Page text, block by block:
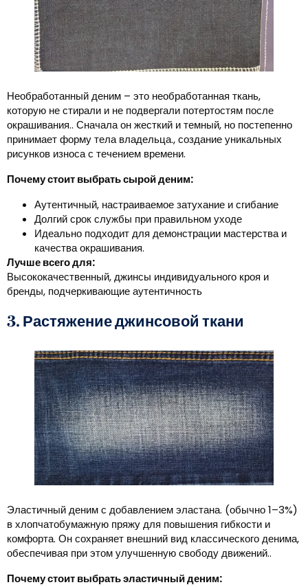
Необработанный деним – это необработанная ткань,
которую не стирали и не подвергали потертостям после
окрашивания.. Сначала он жесткий и темный, но постепенно
принимает форму тела владельца., создание уникальных
рисунков износа с течением времени.
Почему стоит выбрать сырой деним:
Аутентичный, настраиваемое затухание и сгибание
Долгий срок службы при правильном уходе
Идеально подходит для демонстрации мастерства и
качества окрашивания.
Лучше всего для:
Высококачественный, джинсы индивидуального кроя и
бренды, подчеркивающие аутентичность
3. Растяжение джинсовой ткани
Эластичный деним с добавлением эластана. (обычно 1–3%)
в хлопчатобумажную пряжу для повышения гибкости и
комфорта. Он сохраняет внешний вид классического денима,
обеспечивая при этом улучшенную свободу движений..
Почему стоит выбрать эластичный деним: